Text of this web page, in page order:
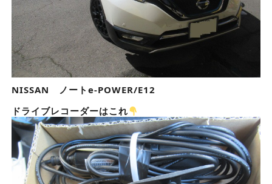
NISSAN ノートe-POWER/E12
ドライブレコーダーはこれ